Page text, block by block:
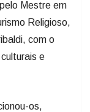
Mestre em
Religioso,
com o
e
os,